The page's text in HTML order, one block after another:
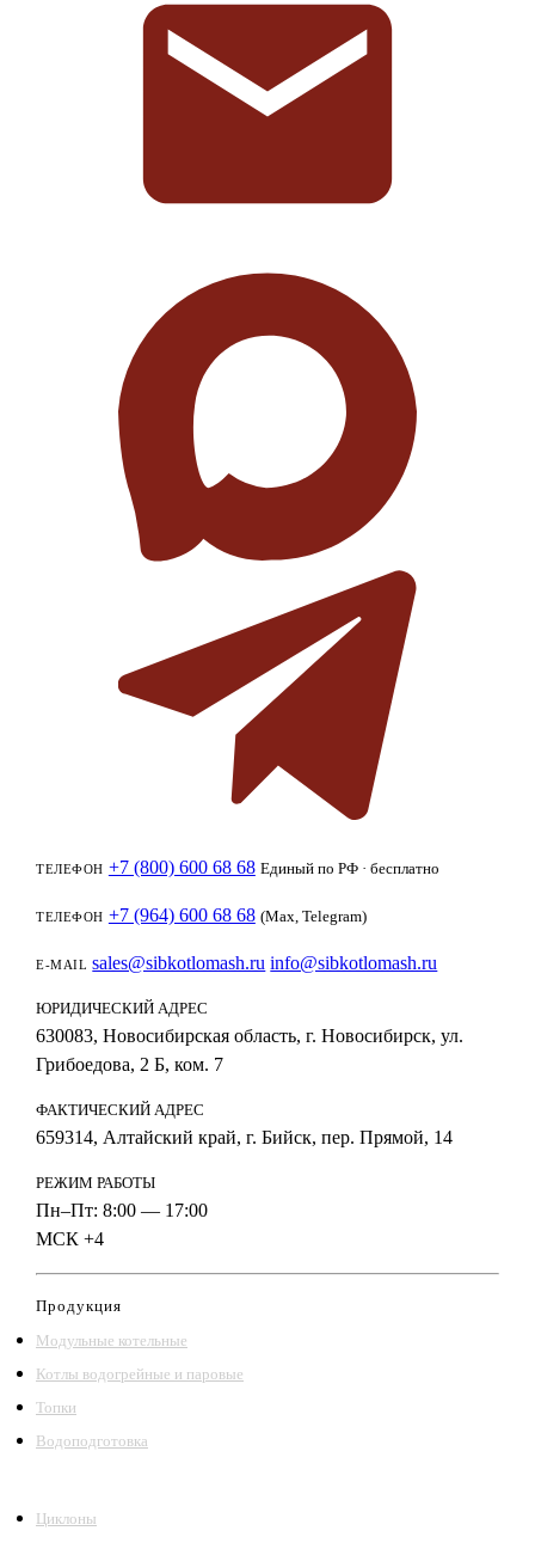
ТЕЛЕФОН +7 (800) 600 68 68 Единый по РФ · бесплатно
ТЕЛЕФОН +7 (964) 600 68 68 (Max, Telegram)
E-MAIL sales@sibkotlomash.ru info@sibkotlomash.ru
ЮРИДИЧЕСКИЙ АДРЕС
630083, Новосибирская область, г. Новосибирск, ул.
Грибоедова, 2 Б, ком. 7
ФАКТИЧЕСКИЙ АДРЕС
659314, Алтайский край, г. Бийск, пер. Прямой, 14
РЕЖИМ РАБОТЫ
Пн–Пт: 8:00 — 17:00
МСК +4
Продукция
Модульные котельные
Котлы водогрейные и паровые
Топки
Водоподготовка
Циклоны